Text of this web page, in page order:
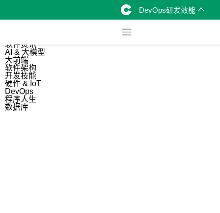
DevOps研发效能
软件资讯
AI & 大模型
大前端
软件架构
开发技能
硬件 & IoT
DevOps
程序人生
数据库